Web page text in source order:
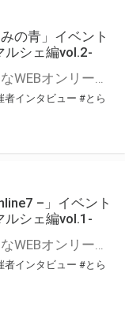
の青」イベント
ルシェ編vol.2-
こんにちは、とらのあなWEBオンリー運営スタッフです。 新たにお届けする、イベント主催者インタビュー-マルシェ編-は、 とらのあなWEBオンリー「マルシェ」をご利用の主催様に 「マルシェ」を使ってイベントを開催した感想や心がけをお聞きする企画です。 今回は、WEBオンリー初開催「駄菓子と唐揚げ、きみの青」より、 主催のぎこ六屋様にお話を伺いました。 協力：ぎこ六屋様／イベント公式Twitter（@krkgwks） とらのあなWEBオンリー「マルシェ」とは？ WEBオンリーでリアルタイムでコミュニケーションがとれるオンライン会場です。
者インタビュー #とら
–」イベント
ルシェ編vol.1-
こんにちは、とらのあなWEBオンリー運営スタッフです。 新たにお届けする、イベント主催者インタビュー-マルシェ編-は、 とらのあなWEBオンリー「マルシェ」をご利用した主催様に 「マルシェ」を使って開催した感想や心がけをお聞きする企画です。 今回は、WEBオンリー開催7回目迎えた「マレシルプラン – Online7 –」より、 主催の玉川うた様にお話を伺いました。 ▼マレシルプランのインタビュー前回記事 「イベント主催者インタビュー vol.6」はこちら 協力：玉川うた様（マレシルプラン実行委員会 代表）／イベント公式Twitter（@mallesil_plan） とらのあなWEBオンリー「マルシェ」とは？ WEBオンリーでリアルタイムでコミュニケーションがとれるオンライン会場です。
者インタビュー #とら